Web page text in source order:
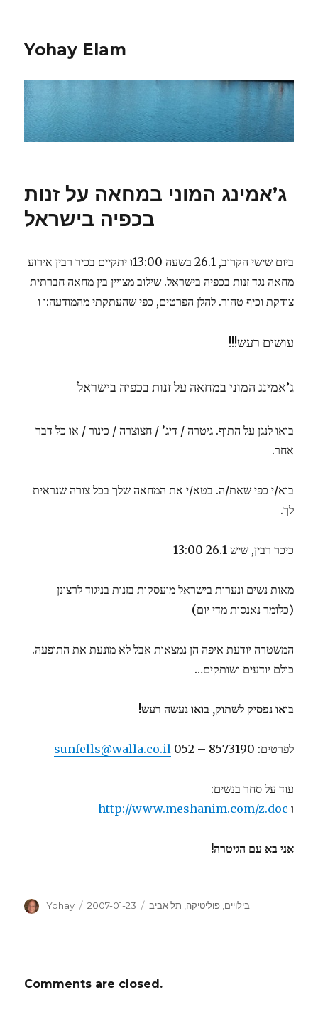
Yohay Elam
ג’אמינג המוני במחאה על זנות
בכפיה בישראל
ביום שישי הקרוב, 26.1 בשעה 13:00ו יתקיים בכיר רבין אירוע
מחאה נגד זנות בכפיה בישראל. שילוב מצויין בין מחאה חברתית
צודקת וכיף טהור. להלן הפרטים, כפי שהעתקתי מהמודעה:ו ו
עושים רעש!!!
ג’אמינג המוני במחאה על זנות בכפיה בישראל
בואו לנגן על התוף. גיטרה / דיג’ / חצוצרה / כינור / או כל דבר
אחר.
בוא/י כפי שאת/ה. בטא/י את המחאה שלך בכל צורה שנראית
לך.
כיכר רבין, שיש 26.1 13:00
מאות נשים ונערות בישראל מועסקות בזנות בניגוד לרצונן
(כלומר נאנסות מדי יום)
המשטרה יודעת איפה הן נמצאות אבל לא מונעת את התופעה.
כולם יודעים ושותקים…
בואו נפסיק לשתוק, בואו נעשה רעש!
לפרטים: 8573190 – 052 sunfells@walla.co.il
עוד על סחר בנשים:
ו http://www.meshanim.com/z.doc
אני בא עם הגיטרה!
Author
Yohay
Posted
2007-01-23 Categories בילויים, פוליטיקה, תל אביב
Comments are closed.